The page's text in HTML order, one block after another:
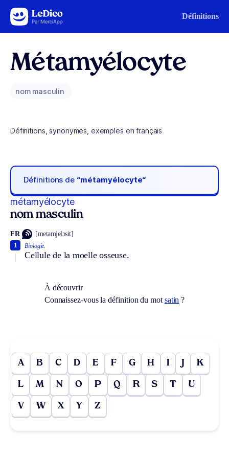
Aller au contenu Définitions
Métamyélocyte
nom masculin
Définitions, synonymes, exemples en français
Définitions de “métamyélocyte“
métamyélocyte
nom masculin
FR [metamjelɔsit]
Biologie.
Cellule de la moelle osseuse.
1
À découvrir
Connaissez-vous la définition du mot satin ?
A B C D E F G H I J K
L M N O P Q R S T U
V W X Y Z